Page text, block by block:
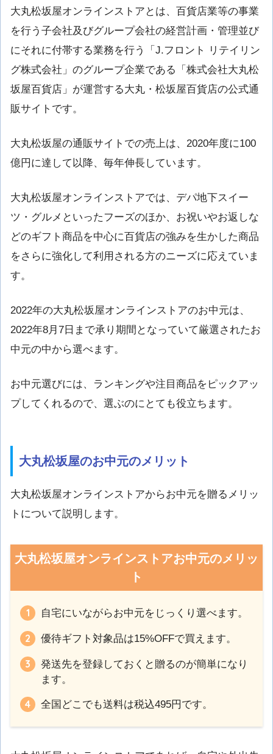
大丸松坂屋オンラインストアとは、百貨店業等の事業
を行う子会社及びグループ会社の経営計画・管理並び
にそれに付帯する業務を行う「J.フロント リテイリン
グ株式会社」のグループ企業である「株式会社大丸松
坂屋百貨店」が運営する大丸・松坂屋百貨店の公式通
販サイトです。
大丸松坂屋の通販サイトでの売上は、2020年度に100
億円に達して以降、毎年伸長しています。
大丸松坂屋オンラインストアでは、デパ地下スイー
ツ・グルメといったフーズのほか、お祝いやお返しな
どのギフト商品を中心に百貨店の強みを生かした商品
をさらに強化して利用される方のニーズに応えていま
す。
2022年の大丸松坂屋オンラインストアのお中元は、
2022年8月7日まで承り期間となっていて厳選されたお
中元の中から選べます。
お中元選びには、ランキングや注目商品をピックアッ
プしてくれるので、選ぶのにとても役立ちます。
大丸松坂屋のお中元のメリット
大丸松坂屋オンラインストアからお中元を贈るメリッ
トについて説明します。
大丸松坂屋オンラインストアお中元のメリッ
ト
自宅にいながらお中元をじっくり選べます。
優待ギフト対象品は15%OFFで買えます。
発送先を登録しておくと贈るのが簡単になり
ます。
全国どこでも送料は税込495円です。